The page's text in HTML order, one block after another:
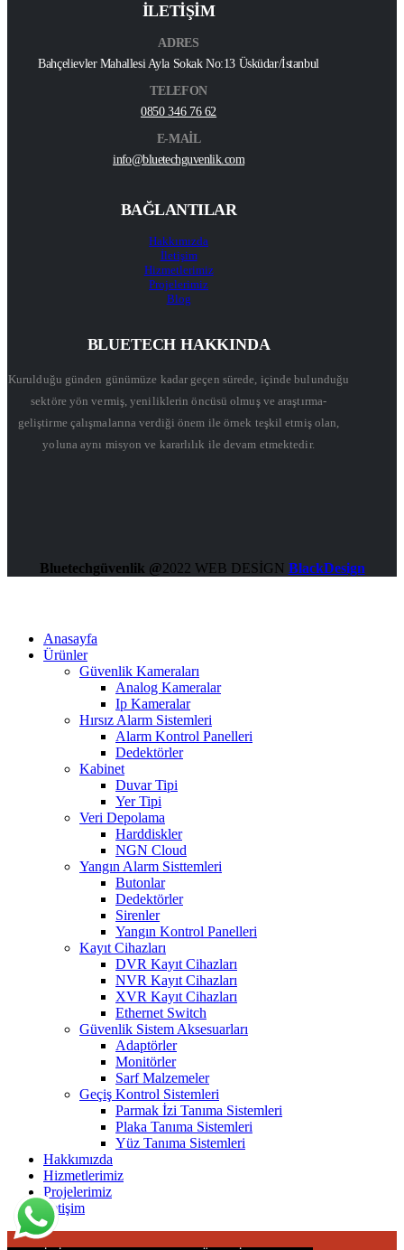
İLETİŞİM
ADRES
Bahçelievler Mahallesi Ayla Sokak No:13 Üsküdar/İstanbul
TELEFON
0850 346 76 62
E-MAİL
info@bluetechguvenlik.com
BAĞLANTILAR
Hakkımızda
İletişim
Hizmetlerimiz
Projelerimiz
Blog
BLUETECH HAKKINDA
Kurulduğu günden günümüze kadar geçen sürede, içinde bulunduğu
sektöre yön vermiş, yeniliklerin öncüsü olmuş ve araştırma-
geliştirme çalışmalarına verdiği önem ile örnek teşkil etmiş olan,
yoluna aynı misyon ve kararlılık ile devam etmektedir.
Bluetechgüvenlik @2022 WEB DESİGN BlackDesign
Anasayfa
Ürünler
Güvenlik Kameraları
Analog Kameralar
Ip Kameralar
Hırsız Alarm Sistemleri
Alarm Kontrol Panelleri
Dedektörler
Kabinet
Duvar Tipi
Yer Tipi
Veri Depolama
Harddiskler
NGN Cloud
Yangın Alarm Sisttemleri
Butonlar
Dedektörler
Sirenler
Yangın Kontrol Panelleri
Kayıt Cihazları
DVR Kayıt Cihazları
NVR Kayıt Cihazları
XVR Kayıt Cihazları
Ethernet Switch
Güvenlik Sistem Aksesuarları
Adaptörler
Monitörler
Sarf Malzemeler
Geçiş Kontrol Sistemleri
Parmak İzi Tanıma Sistemleri
Plaka Tanıma Sistemleri
Yüz Tanıma Sistemleri
Hakkımızda
Hizmetlerimiz
Projelerimiz
İletişim